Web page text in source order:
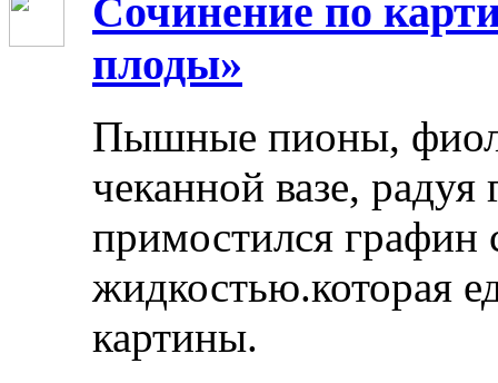
Сочинение по
плоды»
Пышные пионы,
чеканной вазе,
примостился графин
жидкостью.которая
картины.